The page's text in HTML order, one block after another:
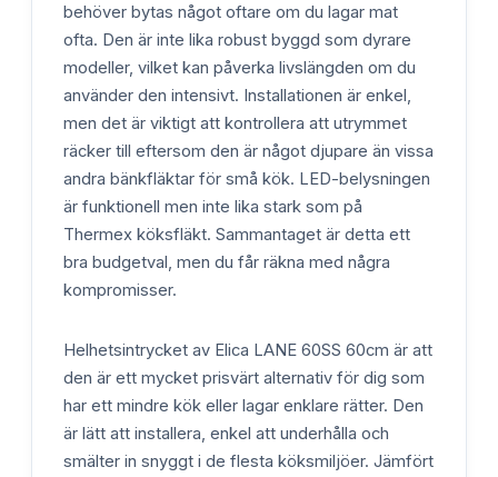
behöver bytas något oftare om du lagar mat
ofta. Den är inte lika robust byggd som dyrare
modeller, vilket kan påverka livslängden om du
använder den intensivt. Installationen är enkel,
men det är viktigt att kontrollera att utrymmet
räcker till eftersom den är något djupare än vissa
andra bänkfläktar för små kök. LED-belysningen
är funktionell men inte lika stark som på
Thermex köksfläkt. Sammantaget är detta ett
bra budgetval, men du får räkna med några
kompromisser.
Helhetsintrycket av Elica LANE 60SS 60cm är att
den är ett mycket prisvärt alternativ för dig som
har ett mindre kök eller lagar enklare rätter. Den
är lätt att installera, enkel att underhålla och
smälter in snyggt i de flesta köksmiljöer. Jämfört